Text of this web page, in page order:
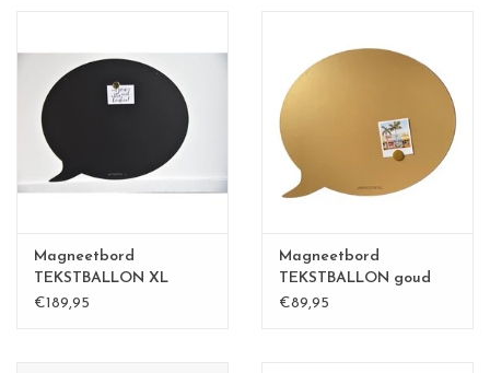
Magneetbord
TEKSTBALLON XL
zwart
€189,95
Magneetbord
TEKSTBALLON goud
€89,95